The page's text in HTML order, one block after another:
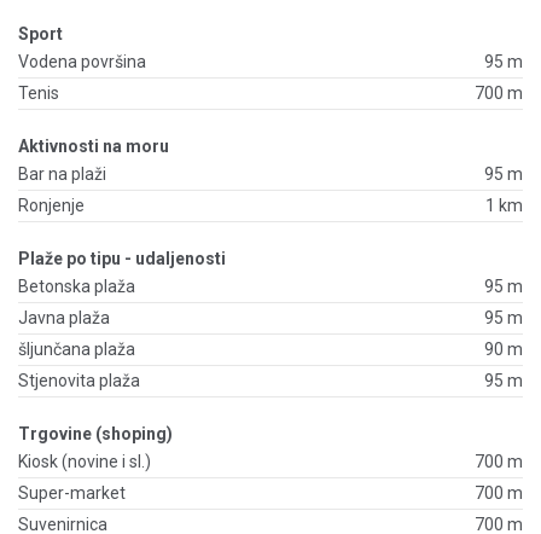
Sport
Vodena površina
95 m
Tenis
700 m
Aktivnosti na moru
Bar na plaži
95 m
Ronjenje
1 km
Plaže po tipu - udaljenosti
Betonska plaža
95 m
Javna plaža
95 m
šljunčana plaža
90 m
Stjenovita plaža
95 m
Trgovine (shoping)
Kiosk (novine i sl.)
700 m
Super-market
700 m
Suvenirnica
700 m